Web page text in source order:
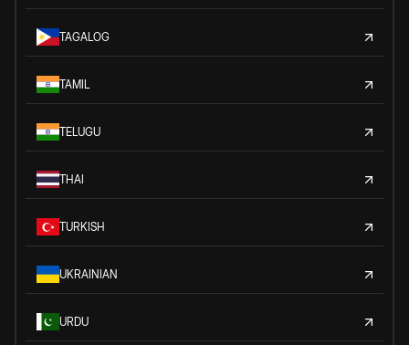
TAGALOG
TAMIL
TELUGU
THAI
TURKISH
UKRAINIAN
URDU